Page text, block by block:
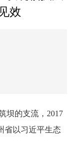
效
坝的支流， 2017
省以习近平生态